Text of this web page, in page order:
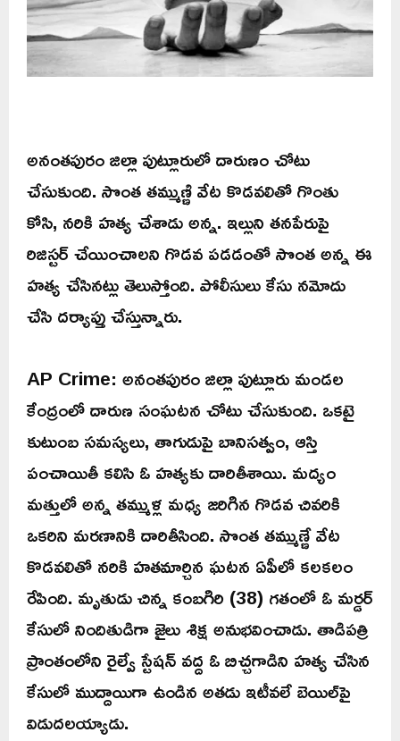
అనంతపురం జిల్లా పుట్లూరులో దారుణం చోటు
చేసుకుంది. సొంత తమ్ముణ్ణి వేట కొడవలితో గొంతు
కోసి, నరికి హత్య చేశాడు అన్న. ఇల్లుని తనపేరుపై
రిజిస్టర్‌ చేయించాలని గొడవ పడడంతో సొంత అన్న ఈ
హత్య చేసినట్లు తెలుస్తోంది. పోలీసులు కేసు నమోదు
చేసి దర్యాప్తు చేస్తున్నారు.
AP Crime: అనంతపురం జిల్లా పుట్లూరు మండల
కేంద్రంలో దారుణ సంఘటన చోటు చేసుకుంది. ఒకటై
కుటుంబ సమస్యలు, తాగుడుపై బానిసత్వం, ఆస్తి
పంచాయితీ కలిసి ఓ హత్యకు దారితీశాయి. మద్యం
మత్తులో అన్న తమ్ముళ్ల మధ్య జరిగిన గొడవ చివరికి
ఒకరిని మరణానికి దారితీసింది. సొంత తమ్ముణ్ణే వేట
కొడవలితో నరికి హతమార్చిన ఘటన ఏపీలో కలకలం
రేపింది. మృతుడు చిన్న కంబగిరి (38) గతంలో ఓ మర్డర్
కేసులో నిందితుడిగా జైలు శిక్ష అనుభవించాడు. తాడిపత్రి
ప్రాంతంలోని రైల్వే స్టేషన్ వద్ద ఓ బిచ్చగాడిని హత్య చేసిన
కేసులో ముద్దాయిగా ఉండిన అతడు ఇటీవలే బెయిల్‌పై
విడుదలయ్యాడు.